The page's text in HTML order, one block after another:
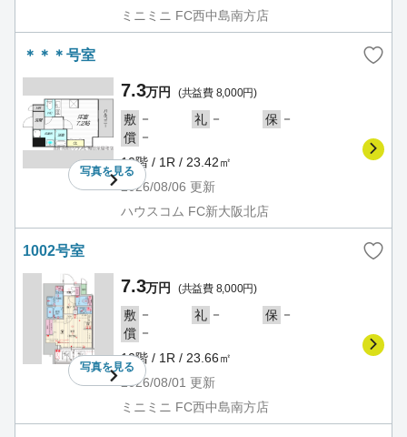
ミニミニ FC西中島南方店
＊＊＊号室
写真を見る
7.3万円 (共益費 8,000円)
敷 － 礼 － 保 －
償 －
10階 / 1R / 23.42㎡
2026/08/06 更新
ハウスコム FC新大阪北店
1002号室
写真を見る
7.3万円 (共益費 8,000円)
敷 － 礼 － 保 －
償 －
10階 / 1R / 23.66㎡
2026/08/01 更新
ミニミニ FC西中島南方店